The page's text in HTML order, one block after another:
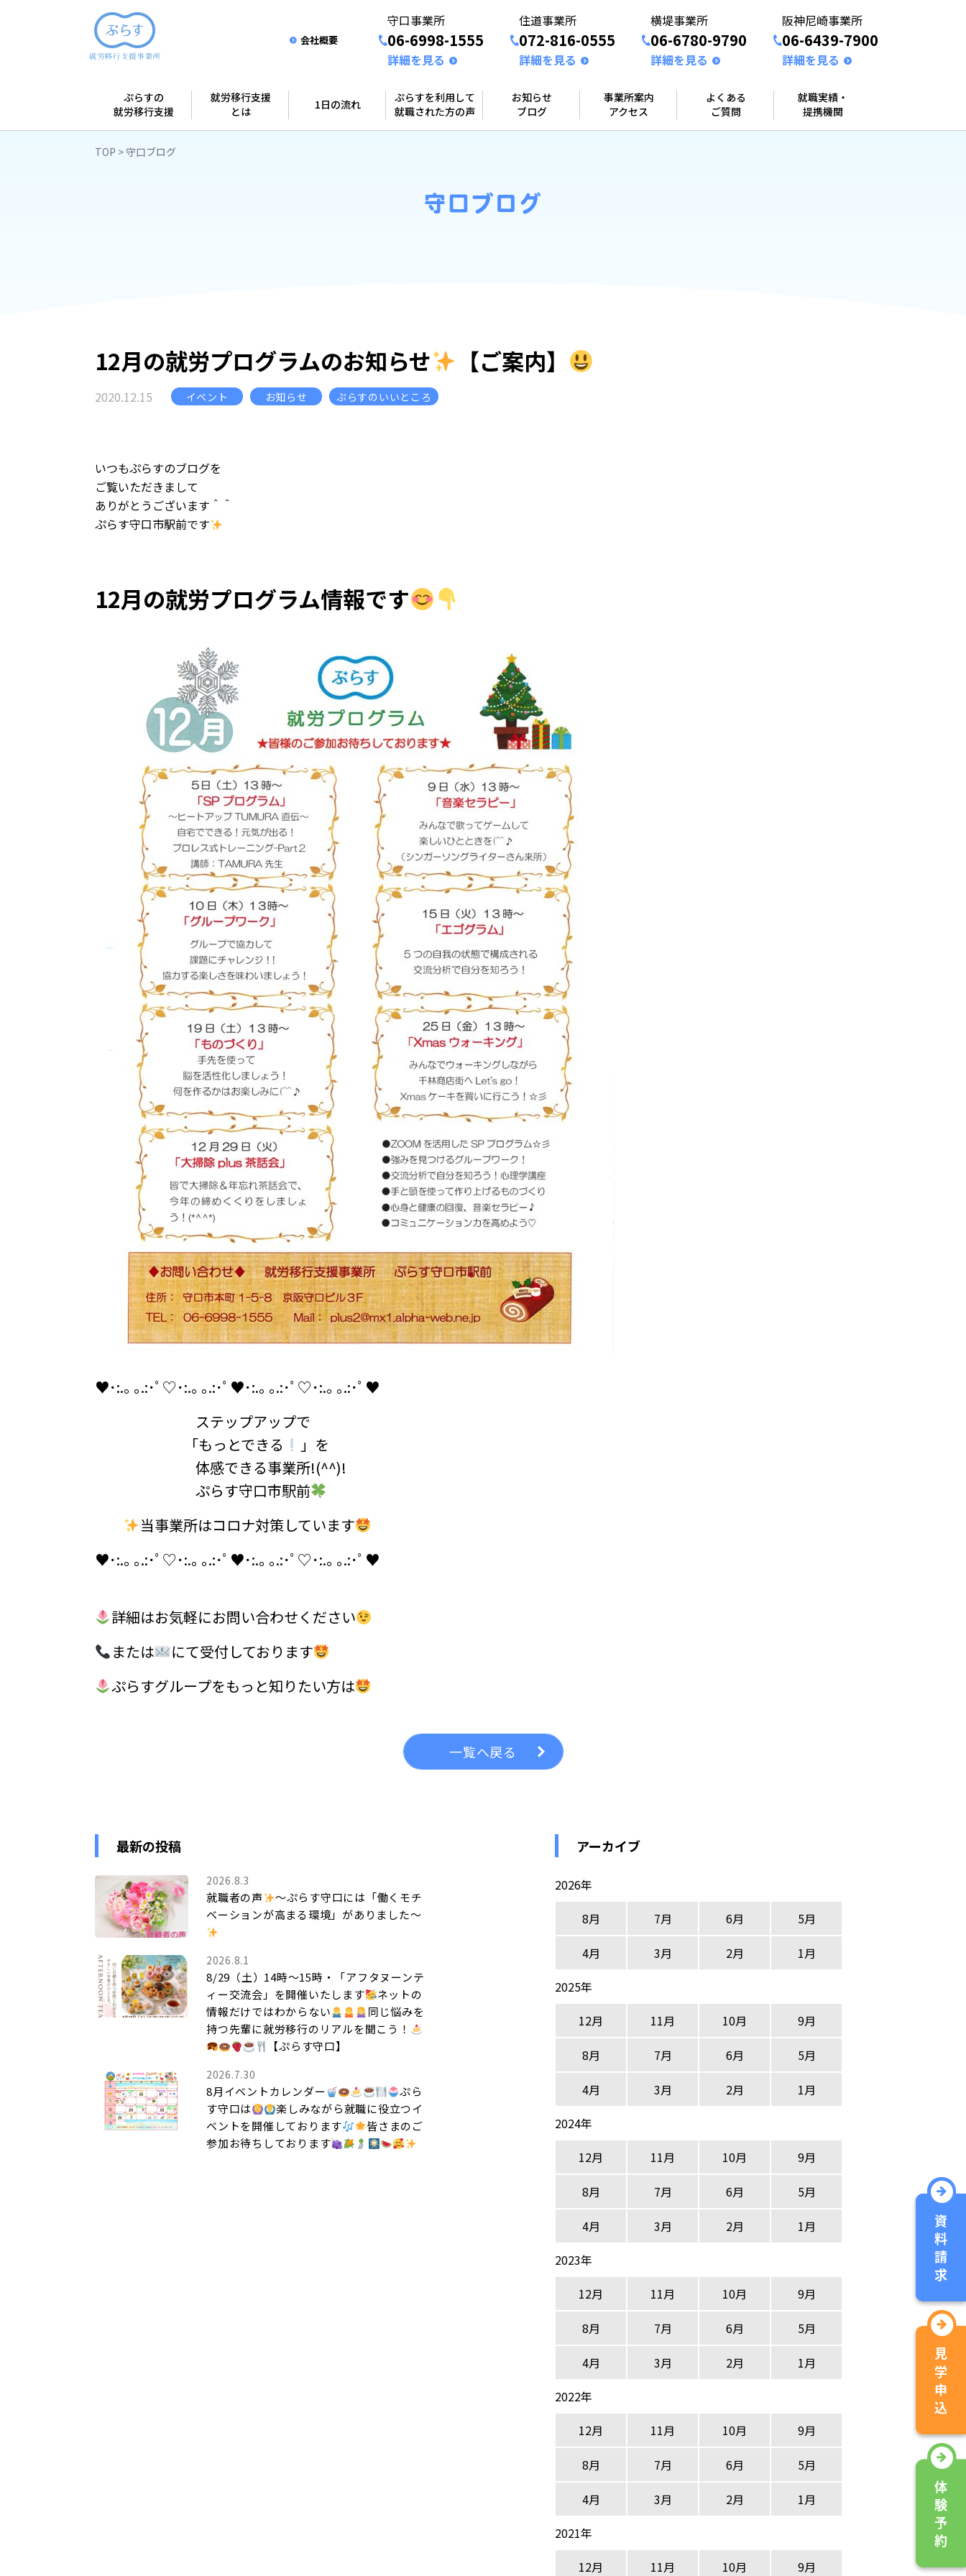
会社概要
守口事業所
06-6998-1555
詳細を見る
住道事業所
072-816-0555
詳細を見る
横堤事業所
06-6780-9790
詳細を見る
阪神尼崎事業所
06-6439-7900
詳細を見る
ぷらすの
就労移行支援
就労移行支援
とは
1日の流れ
ぷらすを利用して
就職された方の声
お知らせ
ブログ
事業所案内
アクセス
よくある
ご質問
就職実績・
提携機関
TOP 守口ブログ
守口ブログ
12月の就労プログラムのお知らせ 【ご案内】
2020.12.15 イベント お知らせ ぷらすのいいところ
いつもぷらすのブログを
ご覧いただきまして
ありがとうございます＾＾
ぷらす守口市駅前です
12月の就労プログラム情報です
♥･:.｡ ｡.:･ﾟ♡･:.｡ ｡.:･ﾟ♥･:.｡ ｡.:･ﾟ♡･:.｡ ｡.:･ﾟ♥
ステップアップで
「もっとできる
」を
体感できる事業所!(^^)!
ぷらす守口市駅前
当事業所はコロナ対策しています
♥･:.｡ ｡.:･ﾟ♡･:.｡ ｡.:･ﾟ♥･:.｡ ｡.:･ﾟ♡･:.｡ ｡.:･ﾟ♥
詳細はお気軽にお問い合わせください
または
にて受付しております
ぷらすグループをもっと知りたい方は
一覧へ戻る
最新の投稿
2026.8.3
就職者の声
～ぷらす守口には「働くモチ
ベーションが高まる環境」がありました～
2026.8.1
8/29（土）14時～15時・「アフタヌーンテ
ィー交流会」を開催いたします
ネットの
情報だけではわからない
同じ悩みを
持つ先輩に就労移行のリアルを聞こう！
【ぷらす守口】
2026.7.30
8月イベントカレンダー
ぷら
す守口は
楽しみながら就職に役立つイ
ベントを開催しております
皆さまのご
参加お待ちしております
アーカイブ
2026年
8月
7月 6月
5月
4月
3月 2月
1月
2025年
12月
11月 10月
9月
8月
7月 6月
5月
4月
3月 2月
1月
2024年
12月
11月 10月
9月
8月
7月 6月
5月
4月
3月 2月
1月
2023年
12月
11月 10月
9月
8月
7月 6月
5月
4月
3月 2月
1月
2022年
12月
11月 10月
9月
8月
7月 6月
5月
4月
3月 2月
1月
2021年
12月
11月 10月 9月